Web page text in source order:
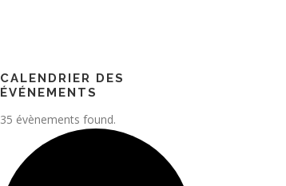
CALENDRIER DES
ÉVÉNEMENTS
35 évènements found.